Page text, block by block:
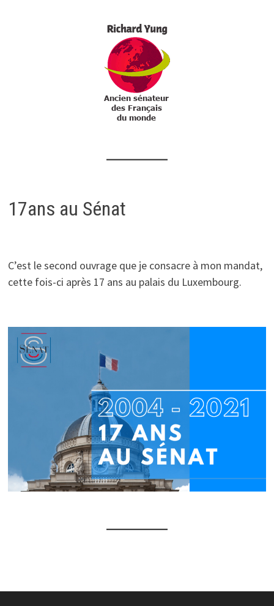
17ans au Sénat
C’est le second ouvrage que je consacre à mon mandat,
cette fois-ci après 17 ans au palais du Luxembourg.